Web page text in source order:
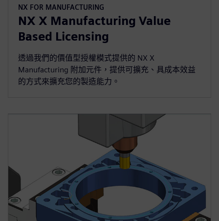
NX FOR MANUFACTURING
NX X Manufacturing Value
Based Licensing
透過我們的價值型授權模式提供的 NX X
Manufacturing 附加元件，提供可擴充、具成本效益
的方式來擴充您的製造能力。